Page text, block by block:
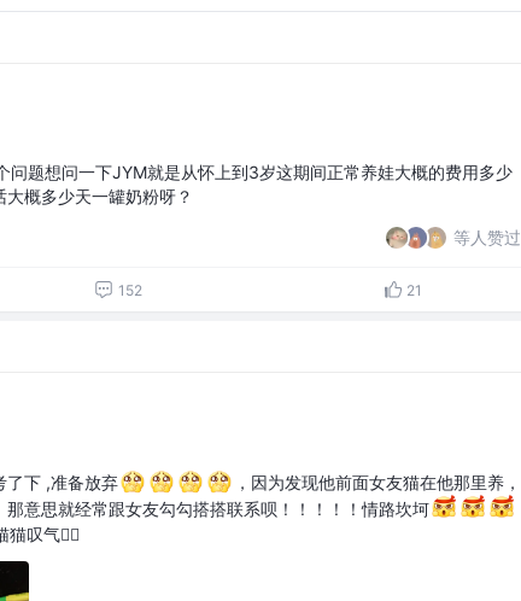
问题想问一下JYM就是从怀上到3岁这期间正常养娃大概的费用多少
概多少天一罐奶粉呀？
等人赞过
152 21
了下 ,准备放弃
，因为发现他前面女友猫在他那里养，
意思就经常跟女友勾勾搭搭联系呗！！！！！情路坎坷
叹气😮‍💨